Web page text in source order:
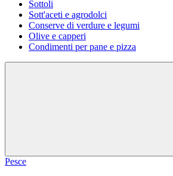
Sottoli
Sott'aceti e agrodolci
Conserve di verdure e legumi
Olive e capperi
Condimenti per pane e pizza
Pesce